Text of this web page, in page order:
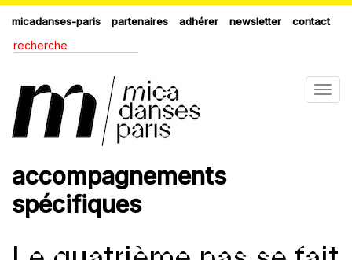
micadanses-paris partenaires adhérer newsletter contact
accompagnements
spécifiques